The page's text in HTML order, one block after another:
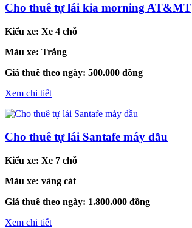
Cho thuê tự lái kia morning AT&MT
Kiểu xe: Xe 4 chỗ
Màu xe: Trắng
Giá thuê theo ngày: 500.000 đồng
Xem chi tiết
Cho thuê tự lái Santafe máy dầu
Kiểu xe: Xe 7 chỗ
Màu xe: vàng cát
Giá thuê theo ngày: 1.800.000 đồng
Xem chi tiết